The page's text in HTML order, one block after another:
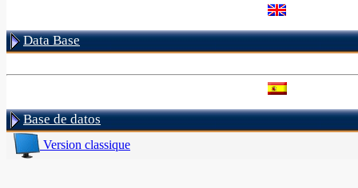
Data Base
Base de datos
Version classique